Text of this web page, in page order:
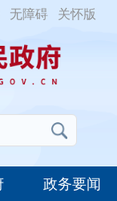
无障碍 关怀版
政务要闻